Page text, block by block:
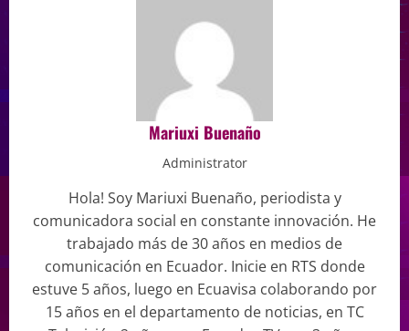
Mariuxi Buenaño
Administrator
Hola! Soy Mariuxi Buenaño, periodista y
comunicadora social en constante innovación. He
trabajado más de 30 años en medios de
comunicación en Ecuador. Inicie en RTS donde
estuve 5 años, luego en Ecuavisa colaborando por
15 años en el departamento de noticias, en TC